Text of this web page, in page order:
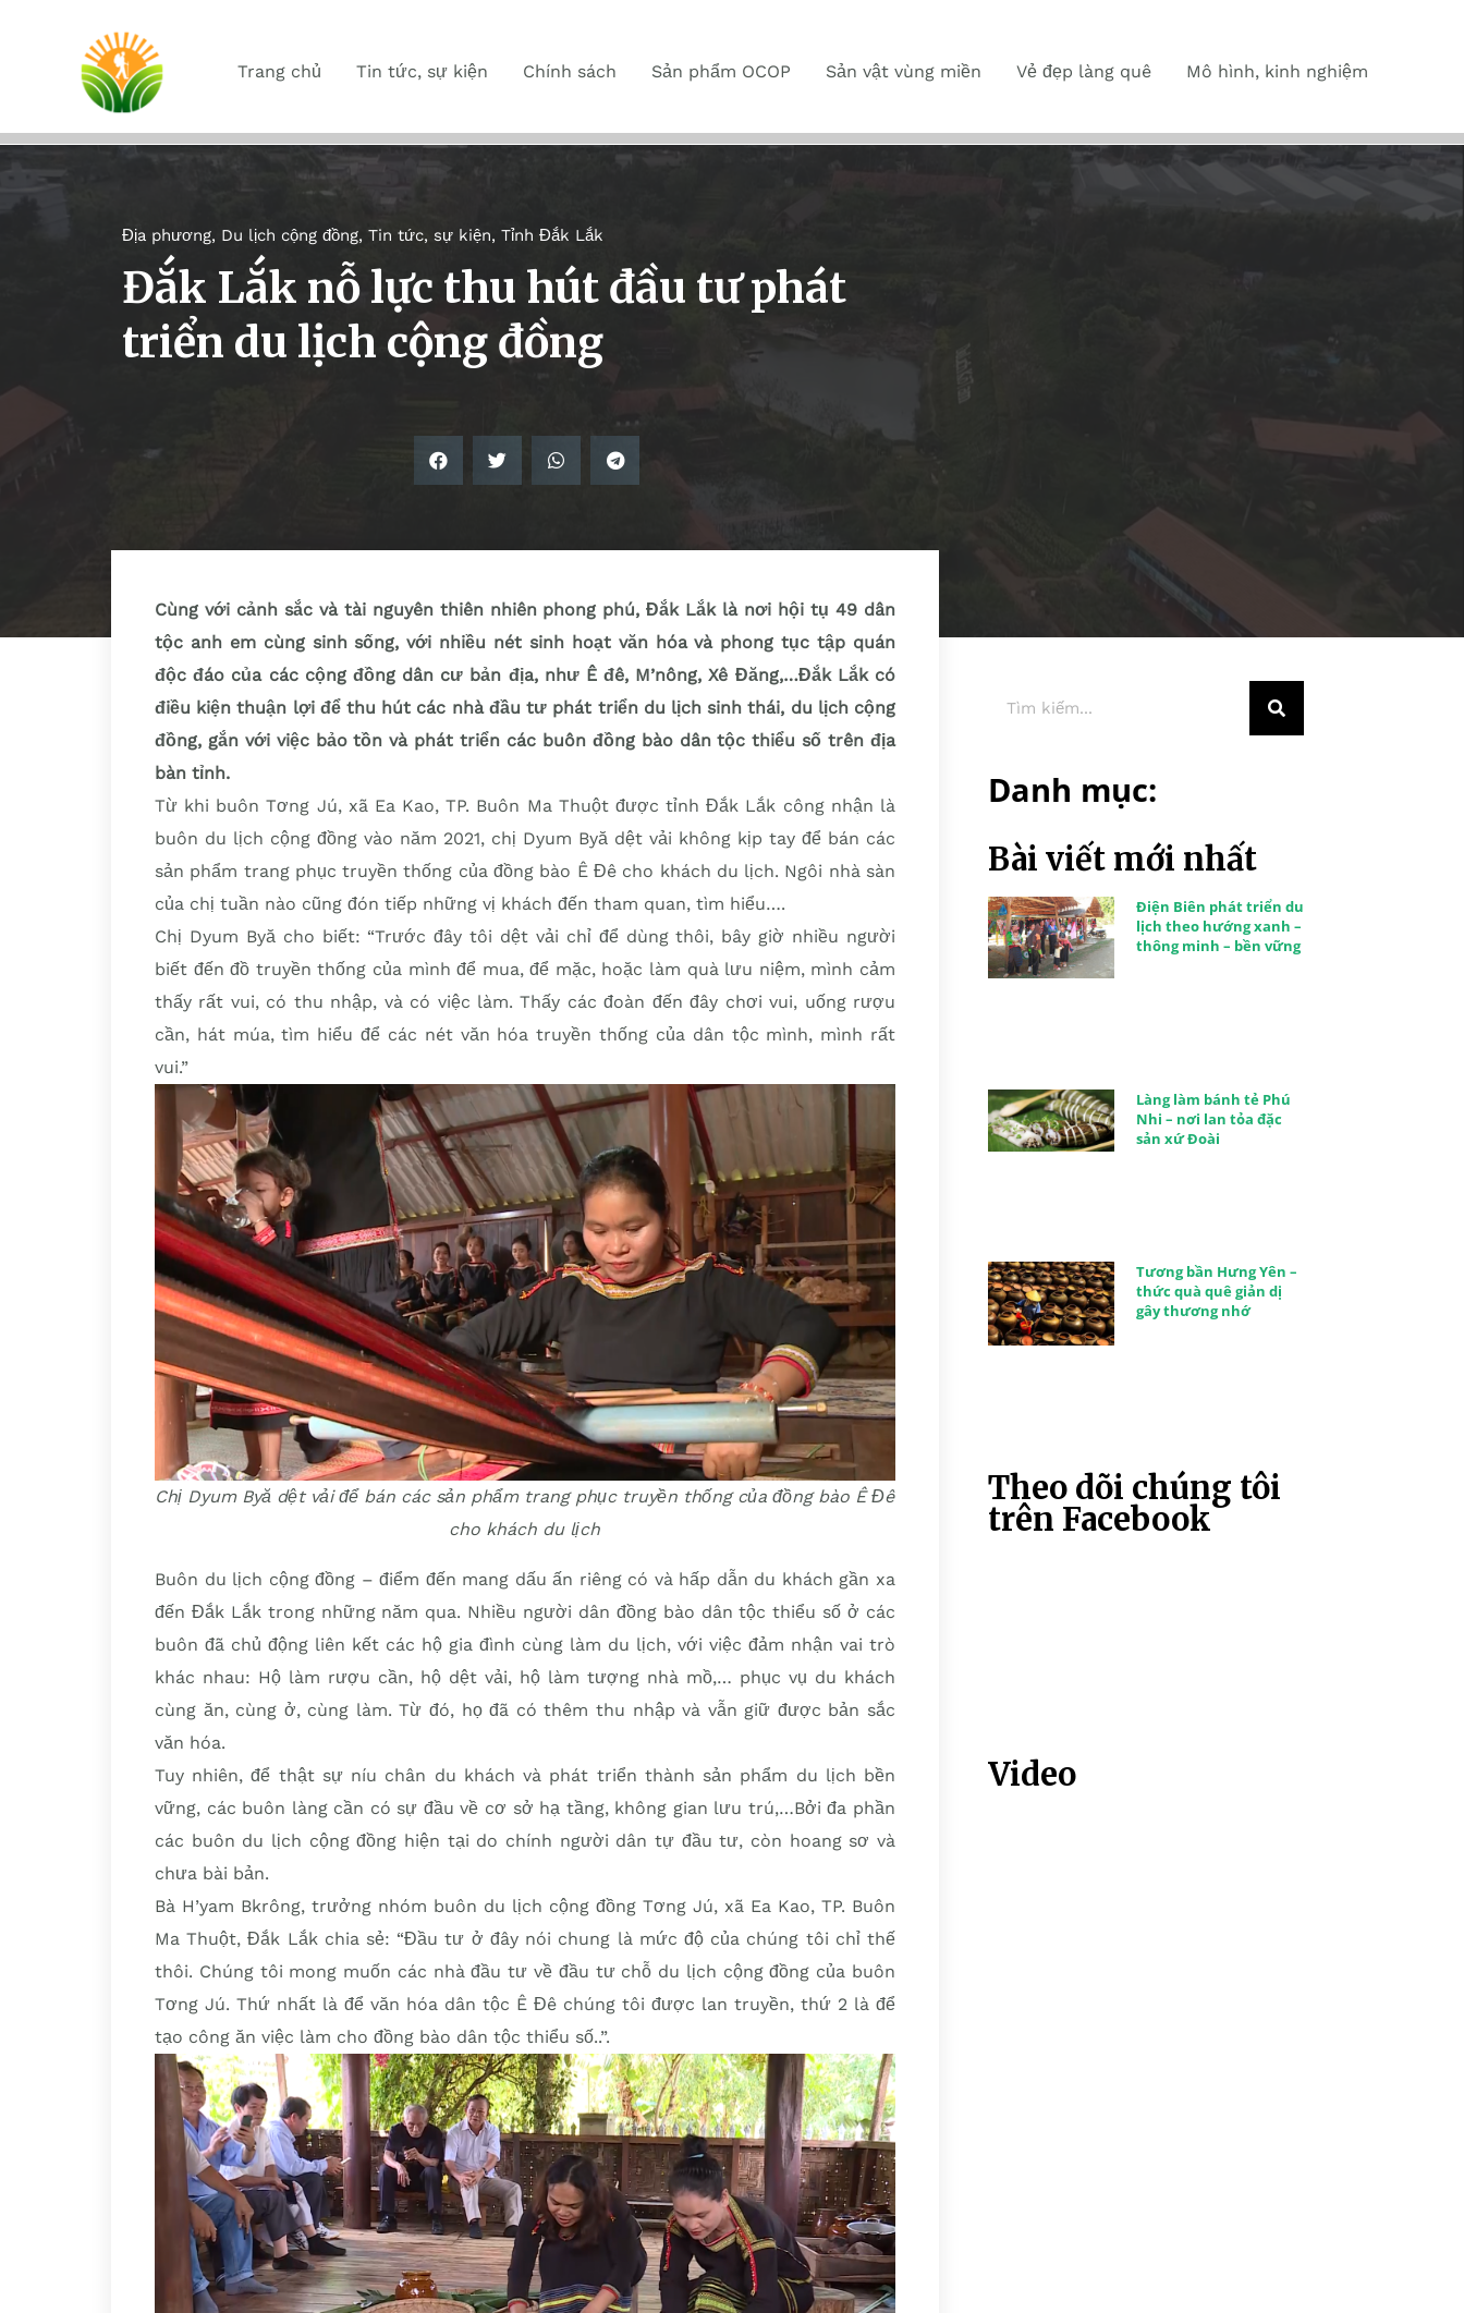
Trang chủ Tin tức, sự kiện Chính sách Sản phẩm OCOP Sản vật vùng miền Vẻ đẹp làng quê Mô hình, kinh nghiệm
Địa phương, Du lịch cộng đồng, Tin tức, sự kiện, Tỉnh Đắk Lắk
Đắk Lắk nỗ lực thu hút đầu tư phát
triển du lịch cộng đồng
Cùng với cảnh sắc và tài nguyên thiên nhiên phong phú, Đắk Lắk là nơi hội tụ 49 dân
tộc anh em cùng sinh sống, với nhiều nét sinh hoạt văn hóa và phong tục tập quán
độc đáo của các cộng đồng dân cư bản địa, như Ê đê, M’nông, Xê Đăng,…Đắk Lắk có
điều kiện thuận lợi để thu hút các nhà đầu tư phát triển du lịch sinh thái, du lịch cộng
đồng, gắn với việc bảo tồn và phát triển các buôn đồng bào dân tộc thiểu số trên địa
bàn tỉnh.
Từ khi buôn Tơng Jú, xã Ea Kao, TP. Buôn Ma Thuột được tỉnh Đắk Lắk công nhận là
buôn du lịch cộng đồng vào năm 2021, chị Dyum Byă dệt vải không kịp tay để bán các
sản phẩm trang phục truyền thống của đồng bào Ê Đê cho khách du lịch. Ngôi nhà sàn
của chị tuần nào cũng đón tiếp những vị khách đến tham quan, tìm hiểu….
Chị Dyum Byă cho biết: “Trước đây tôi dệt vải chỉ để dùng thôi, bây giờ nhiều người
biết đến đồ truyền thống của mình để mua, để mặc, hoặc làm quà lưu niệm, mình cảm
thấy rất vui, có thu nhập, và có việc làm. Thấy các đoàn đến đây chơi vui, uống rượu
cần, hát múa, tìm hiểu để các nét văn hóa truyền thống của dân tộc mình, mình rất
vui.”
Chị Dyum Byă dệt vải để bán các sản phẩm trang phục truyền thống của đồng bào Ê Đê
cho khách du lịch
Buôn du lịch cộng đồng – điểm đến mang dấu ấn riêng có và hấp dẫn du khách gần xa
đến Đắk Lắk trong những năm qua. Nhiều người dân đồng bào dân tộc thiểu số ở các
buôn đã chủ động liên kết các hộ gia đình cùng làm du lịch, với việc đảm nhận vai trò
khác nhau: Hộ làm rượu cần, hộ dệt vải, hộ làm tượng nhà mồ,… phục vụ du khách
cùng ăn, cùng ở, cùng làm. Từ đó, họ đã có thêm thu nhập và vẫn giữ được bản sắc
văn hóa.
Tuy nhiên, để thật sự níu chân du khách và phát triển thành sản phẩm du lịch bền
vững, các buôn làng cần có sự đầu về cơ sở hạ tầng, không gian lưu trú,…Bởi đa phần
các buôn du lịch cộng đồng hiện tại do chính người dân tự đầu tư, còn hoang sơ và
chưa bài bản.
Bà H’yam Bkrông, trưởng nhóm buôn du lịch cộng đồng Tơng Jú, xã Ea Kao, TP. Buôn
Ma Thuột, Đắk Lắk chia sẻ: “Đầu tư ở đây nói chung là mức độ của chúng tôi chỉ thế
thôi. Chúng tôi mong muốn các nhà đầu tư về đầu tư chỗ du lịch cộng đồng của buôn
Tơng Jú. Thứ nhất là để văn hóa dân tộc Ê Đê chúng tôi được lan truyền, thứ 2 là để
tạo công ăn việc làm cho đồng bào dân tộc thiểu số..”.
Danh mục:
Bài viết mới nhất
Điện Biên phát triển du
lịch theo hướng xanh –
thông minh – bền vững
Làng làm bánh tẻ Phú
Nhi – nơi lan tỏa đặc
sản xứ Đoài
Tương bần Hưng Yên –
thức quà quê giản dị
gây thương nhớ
Theo dõi chúng tôi
trên Facebook
Video